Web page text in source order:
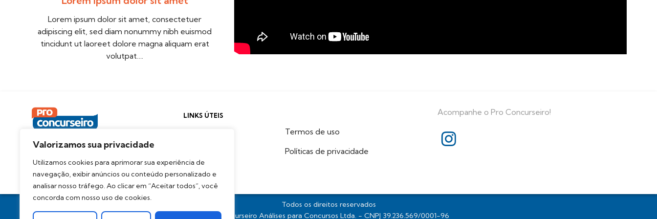
Valorizamos sua privacidade
Utilizamos cookies para aprimorar sua experiência de
navegação, exibir anúncios ou conteúdo personalizado e
analisar nosso tráfego. Ao clicar em “Aceitar todos”, você
concorda com nosso uso de cookies.
Lorem ipsum dolor sit amet, consectetuer
adipiscing elit, sed diam nonummy nibh euismod
tincidunt ut laoreet dolore magna aliquam erat
volutpat….
LINKS ÚTEIS
Termos de uso
Políticas de privacidade
Acompanhe o Pro Concurseiro!
Todos os direitos reservados
Proconcurseiro Análises para Concursos Ltda. - CNPJ 39.236.569/0001-96